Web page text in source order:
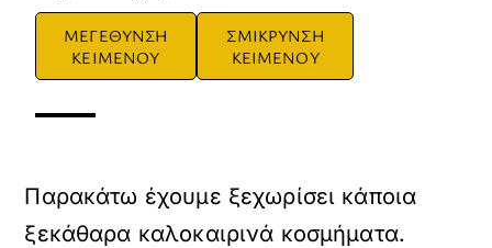
ΜΕΓΕΘΥΝΣΗ
ΚΕΙΜΕΝΟΥ
ΣΜΙΚΡΥΝΣΗ
ΚΕΙΜΕΝΟΥ
Παρακάτω έχουμε ξεχωρίσει κάποια
ξεκάθαρα καλοκαιρινά κοσμήματα.